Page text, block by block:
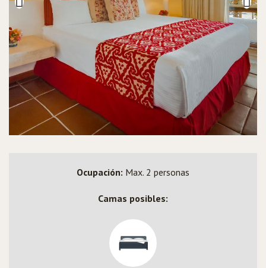
Ocupación: Max. 2 personas
Camas posibles: